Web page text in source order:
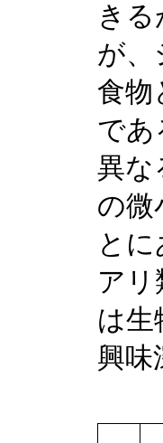
き
が、
食物
であ
異な
の微
と
ア
は生
興味